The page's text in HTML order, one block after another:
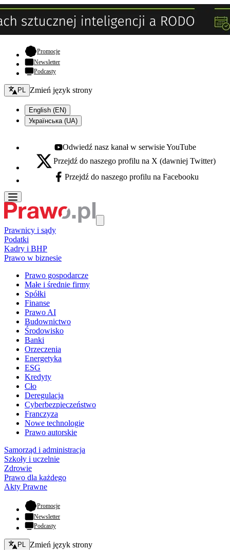
Promocje- otwiera się w nowej karcie
Newsletter
Podcasty
Zmień język - bieżący:
PL Zmień język strony
English (EN)
Українська (UA)
Youtube - otwiera się w nowej karcie
Odwiedź nasz kanał w serwisie YouTube
X - otwiera się w nowej karcie
Przejdź do naszego profilu na X (dawniej Twitter)
Facebook - otwiera się w nowej karcie
Przejdź do naszego profilu na Facebooku
Prawnicy i sądy
Podatki
Kadry i BHP
Prawo w biznesie
Prawo gospodarcze
Małe i średnie firmy
Spółki
Finanse
Prawo AI
Budownictwo
Środowisko
Banki
Orzeczenia
Energetyka
ESG
Kredyty
Cło
Deregulacja
Cyberbezpieczeństwo
Franczyza
Nowe technologie
Prawo autorskie
Samorząd i administracja
Szkoły i uczelnie
Zdrowie
Prawo dla każdego
Akty Prawne
Promocje- otwiera się w nowej karcie
Newsletter
Podcasty
Zmień język - bieżący:
PL Zmień język strony